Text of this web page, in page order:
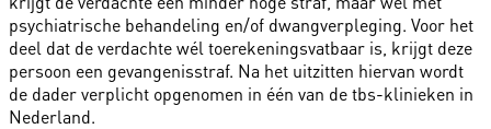
psychiatrische behandeling en/of dwangverpleging. Voor het
deel dat de verdachte wél toerekeningsvatbaar is, krijgt deze
persoon een gevangenisstraf. Na het uitzitten hiervan wordt
de dader verplicht opgenomen in één van detbs-klinieken in
Nederland.